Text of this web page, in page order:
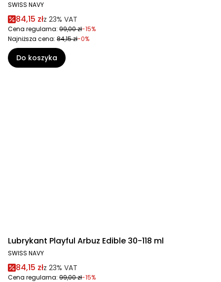
SWISS NAVY
84,15 złz 23% VAT
Cena regularna: 99,00 zł-15%
Najniższa cena: 84,15 zł-0%
Do koszyka
Lubrykant Playful Arbuz Edible 30-118 ml
SWISS NAVY
84,15 złz 23% VAT
Cena regularna: 99,00 zł-15%